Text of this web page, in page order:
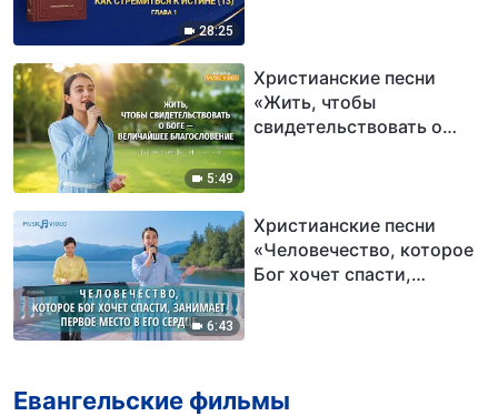
28:25
5:49
Христианские песни
«Жить, чтобы
свидетельствовать о
6:43
Христианские песни
«Человечество, которое
Бог хочет спасти,
Евангельские фильмы